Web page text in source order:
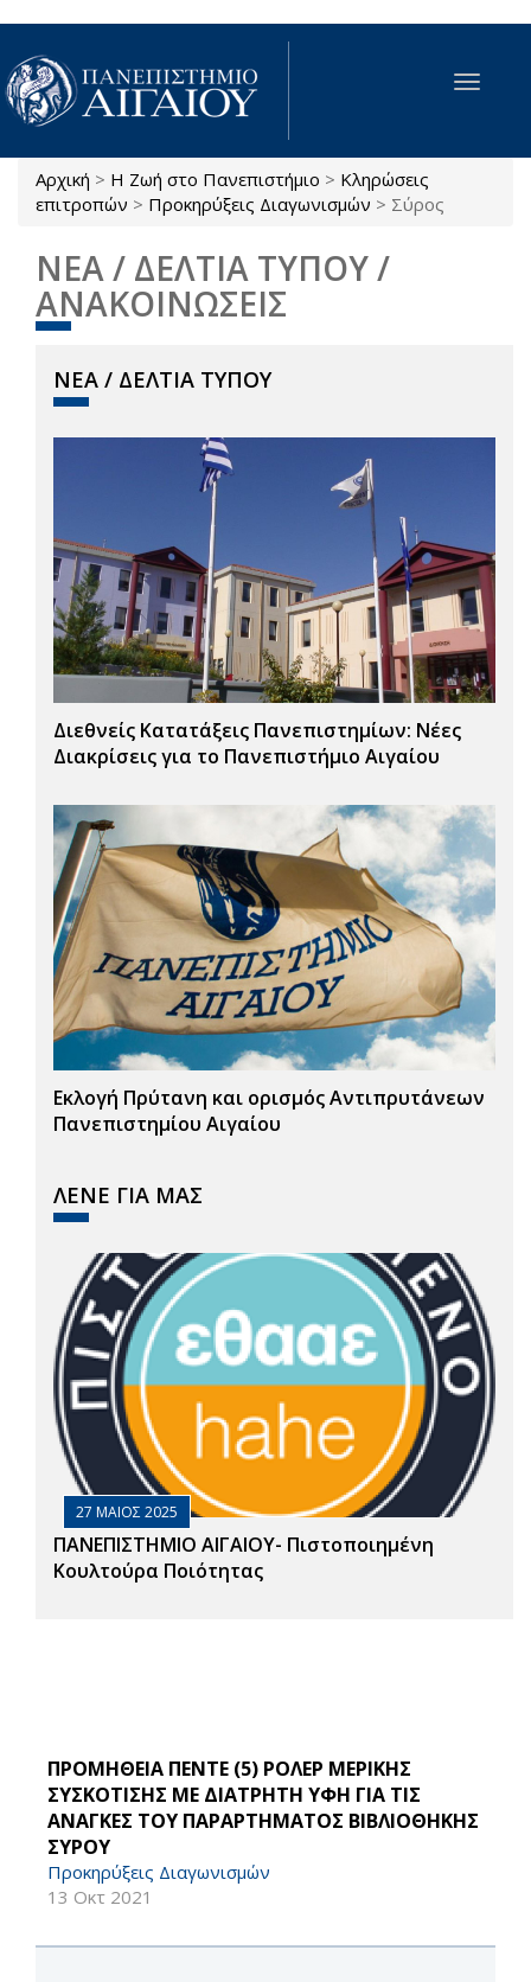
Παράκαμψη προς το κυρίως περιεχόμενο
Toggle
Είστε εδώ
Αρχική > Η Ζωή στο Πανεπιστήμιο > Κληρώσεις
επιτροπών > Προκηρύξεις Διαγωνισμών > Σύρος
ΝΕΑ / ΔΕΛΤΙΑ ΤΥΠΟΥ /
ΑΝΑΚΟΙΝΩΣΕΙΣ
ΝΕΑ / ΔΕΛΤΙΑ ΤΥΠΟΥ
Διεθνείς Κατατάξεις Πανεπιστημίων: Νέες
Διακρίσεις για το Πανεπιστήμιο Αιγαίου
Εκλογή Πρύτανη και ορισμός Αντιπρυτάνεων
Πανεπιστημίου Αιγαίου
ΛΕΝΕ ΓΙΑ ΜΑΣ
27 ΜΑΙΟΣ 2025
ΠΑΝΕΠΙΣΤΗΜΙΟ ΑΙΓΑΙΟΥ- Πιστοποιημένη
Κουλτούρα Ποιότητας
ΠΡΟΜΗΘΕΙΑ ΠΕΝΤΕ (5) ΡΟΛΕΡ ΜΕΡΙΚΗΣ
ΣΥΣΚΟΤΙΣΗΣ ΜΕ ΔΙΑΤΡΗΤΗ ΥΦΗ ΓΙΑ ΤΙΣ
ΑΝΑΓΚΕΣ ΤΟΥ ΠΑΡΑΡΤΗΜΑΤΟΣ ΒΙΒΛΙΟΘΗΚΗΣ
ΣΥΡΟΥ
Προκηρύξεις Διαγωνισμών
13 Οκτ 2021